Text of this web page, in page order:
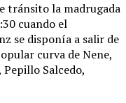
tránsito la madrugada
cuando el
se disponía a salir de
curva de Nene,
Salcedo,